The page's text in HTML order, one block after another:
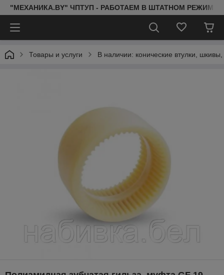
"МЕХАНИКА.BY" ЧПТУП - РАБОТАЕМ В ШТАТНОМ РЕЖИМЕ
Товары и услуги В наличии: конические втулки,